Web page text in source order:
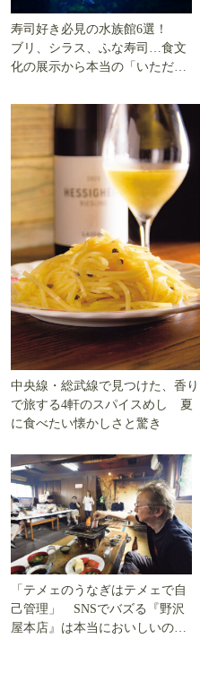
寿司好き必見の水族館6選！
ブリ、シラス、ふな寿司…食文
化の展示から本当の「いただき
中央線・総武線で見つけた、香り
で旅する4軒のスパイスめし 夏
に食べたい懐かしさと驚き
「テメェのうなぎはテメェで自
己管理」 SNSでバズる『野沢
屋本店』は本当においしいの